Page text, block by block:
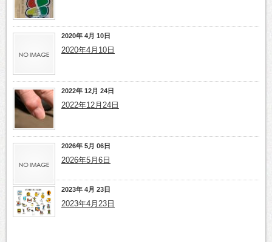
2020年 4月 10日
2020年4月10日
2022年 12月 24日
2022年12月24日
2026年 5月 06日
2026年5月6日
2023年 4月 23日
2023年4月23日